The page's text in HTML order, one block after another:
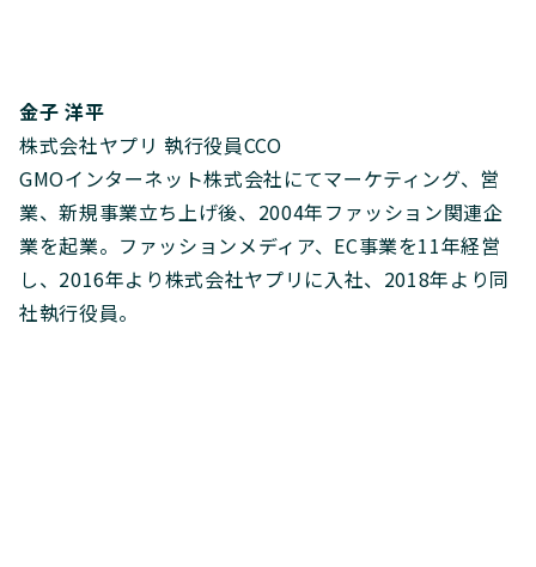
金子 洋平
株式会社ヤプリ 執行役員CCO
GMOインターネット株式会社にてマーケティング、営
業、新規事業立ち上げ後、2004年ファッション関連企
業を起業。ファッションメディア、EC事業を11年経営
し、2016年より株式会社ヤプリに入社、2018年より同
社執行役員。